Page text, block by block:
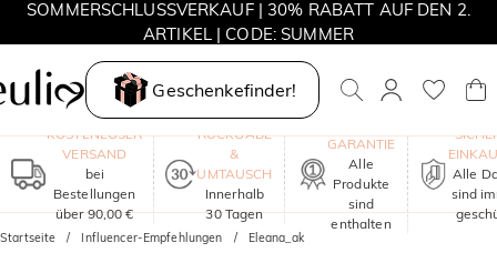
SOMMERSCHLUSSVERKAUF | 30% RABATT AUF DEN 2.
ARTIKEL | CODE: SUMMER
MOVE MY WAY | 3 KAUFEN, HALSKETTE GRATIS
Geschenkefinder!
KOSTENLOSER
VERSAND
bei
Bestellungen
über 90,00 €
RÜCKGABE
&
UMTAUSCH
Innerhalb
30 Tagen
GARANTIE
Alle
Produkte
sind
enthalten
Alle
sind
Startseite Influencer-Empfehlungen Eleana_ak